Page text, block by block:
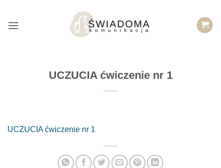
treści
UCZUCIA ćwiczenie nr 1
UCZUCIA ćwiczenie nr 1